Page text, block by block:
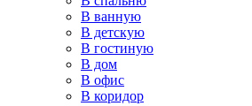
В ванную
В детскую
В гостиную
В дом
В офис
В коридор